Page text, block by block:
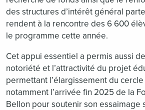
des structures d’intérêt général
rendent à la rencontre des 6 600
le programme cette année.
Cet appui essentiel a permis aussi
notoriété et l’attractivité du projet
permettant l’élargissement du
notamment l’arrivée fin 2025 de la
Bellon pour soutenir son essaimage